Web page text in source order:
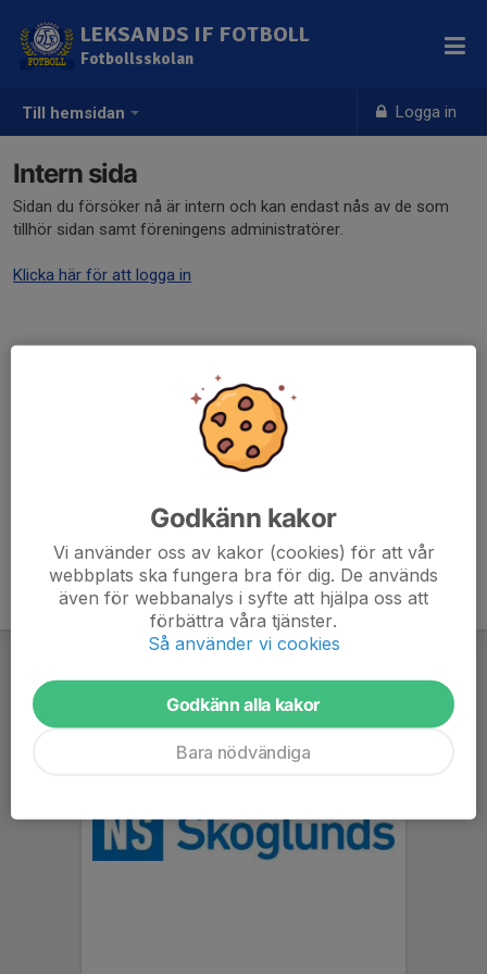
Till hemsidan Logga in
LEKSANDS IF FOTBOLL
Fotbollsskolan
Intern sida
Sidan du försöker nå är intern och kan endast nås av de som
tillhör sidan samt föreningens administratörer.
Klicka här för att logga in
Godkänn kakor
Vi använder oss av kakor (cookies) för att vår
webbplats ska fungera bra för dig. De används
även för webbanalys i syfte att hjälpa oss att
förbättra våra tjänster.
Så använder vi cookies
Godkänn alla kakor
Bara nödvändiga